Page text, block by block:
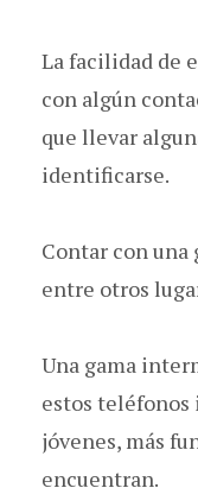
La facilidad de
con algún
que llevar
identificarse.
Contar con
entre otros
Una gama
estos
jóvenes, más
encuentran.